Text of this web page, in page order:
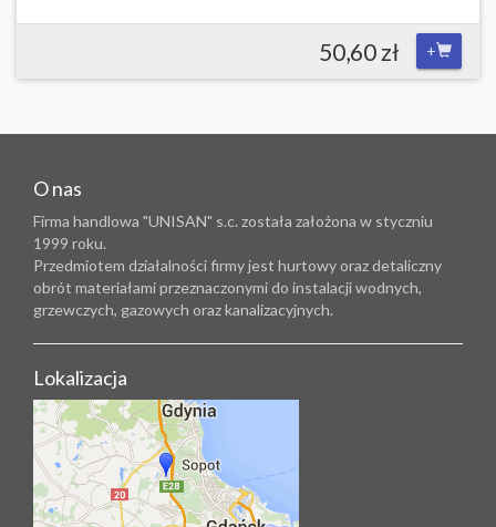
50,60 zł +
O nas
Firma handlowa "UNISAN" s.c. została założona w styczniu
1999 roku.
Przedmiotem działalności firmy jest hurtowy oraz detaliczny
obrót materiałami przeznaczonymi do instalacji wodnych,
grzewczych, gazowych oraz kanalizacyjnych.
Lokalizacja